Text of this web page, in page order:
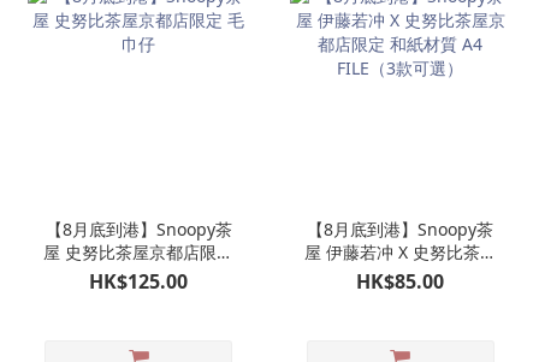
【8月底到港】Snoopy茶
屋 史努比茶屋京都店限定
毛巾仔
HK$125.00
【8月底到港】Snoopy茶
屋 伊藤若冲 X 史努比茶屋
京都店限定 和紙材質 A4
HK$85.00